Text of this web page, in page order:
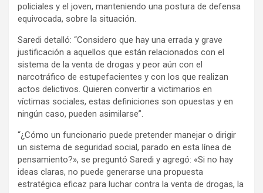
policiales y el joven, manteniendo una postura de defensa
equivocada, sobre la situación.
Saredi detalló: “Considero que hay una errada y grave
justificación a aquellos que están relacionados con el
sistema de la venta de drogas y peor aún con el
narcotráfico de estupefacientes y con los que realizan
actos delictivos. Quieren convertir a victimarios en
víctimas sociales, estas definiciones son opuestas y en
ningún caso, pueden asimilarse”.
“¿Cómo un funcionario puede pretender manejar o dirigir
un sistema de seguridad social, parado en esta línea de
pensamiento?», se preguntó Saredi y agregó: «Si no hay
ideas claras, no puede generarse una propuesta
estratégica eficaz para luchar contra la venta de drogas, la